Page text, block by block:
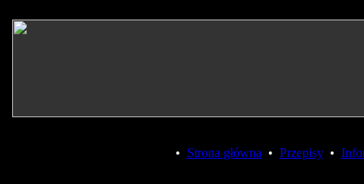
• Strona główna • Przepisy•